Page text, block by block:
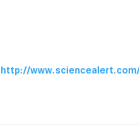
http://